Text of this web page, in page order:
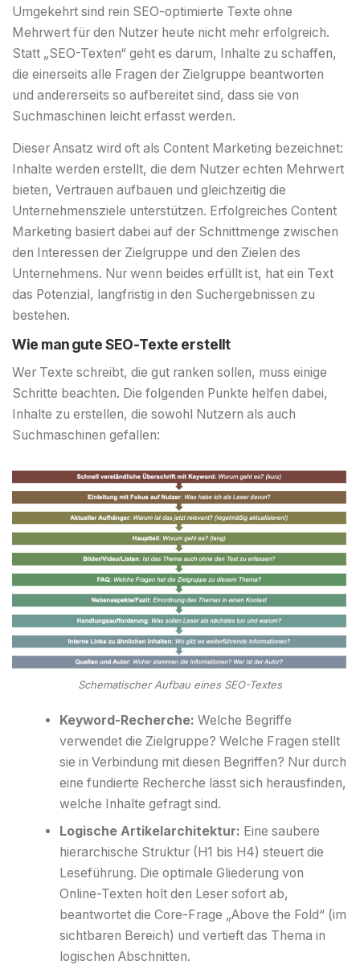
Umgekehrt sind rein SEO-optimierte Texte ohne
Mehrwert für den Nutzer heute nicht mehr erfolgreich.
Statt „SEO-Texten“ geht es darum, Inhalte zu schaffen,
die einerseits alle Fragen der Zielgruppe beantworten
und andererseits so aufbereitet sind, dass sie von
Suchmaschinen leicht erfasst werden.
Dieser Ansatz wird oft als Content Marketing bezeichnet:
Inhalte werden erstellt, die dem Nutzer echten Mehrwert
bieten, Vertrauen aufbauen und gleichzeitig die
Unternehmensziele unterstützen. Erfolgreiches Content
Marketing basiert dabei auf der Schnittmenge zwischen
den Interessen der Zielgruppe und den Zielen des
Unternehmens. Nur wenn beides erfüllt ist, hat ein Text
das Potenzial, langfristig in den Suchergebnissen zu
bestehen.
Wie man gute SEO-Texte erstellt
Wer Texte schreibt, die gut ranken sollen, muss einige
Schritte beachten. Die folgenden Punkte helfen dabei,
Inhalte zu erstellen, die sowohl Nutzern als auch
Suchmaschinen gefallen:
Schematischer Aufbau eines SEO-Textes
Keyword-Recherche: Welche Begriffe
verwendet die Zielgruppe? Welche Fragen stellt
sie in Verbindung mit diesen Begriffen? Nur durch
eine fundierte Recherche lässt sich herausfinden,
welche Inhalte gefragt sind.
Logische Artikelarchitektur: Eine saubere
hierarchische Struktur (H1 bis H4) steuert die
Leseführung. Die optimale Gliederung von
Online-Texten holt den Leser sofort ab,
beantwortet die Core-Frage „Above the Fold“ (im
sichtbaren Bereich) und vertieft das Thema in
logischen Abschnitten.